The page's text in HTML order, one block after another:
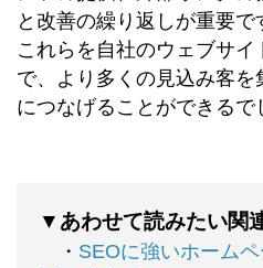
と改善の繰り返しが重要で
これらを自社のウェブサイ
で、より多くの見込み客
につなげることができるで
▼あわせて読みたい関
・ SEOに強いホーム